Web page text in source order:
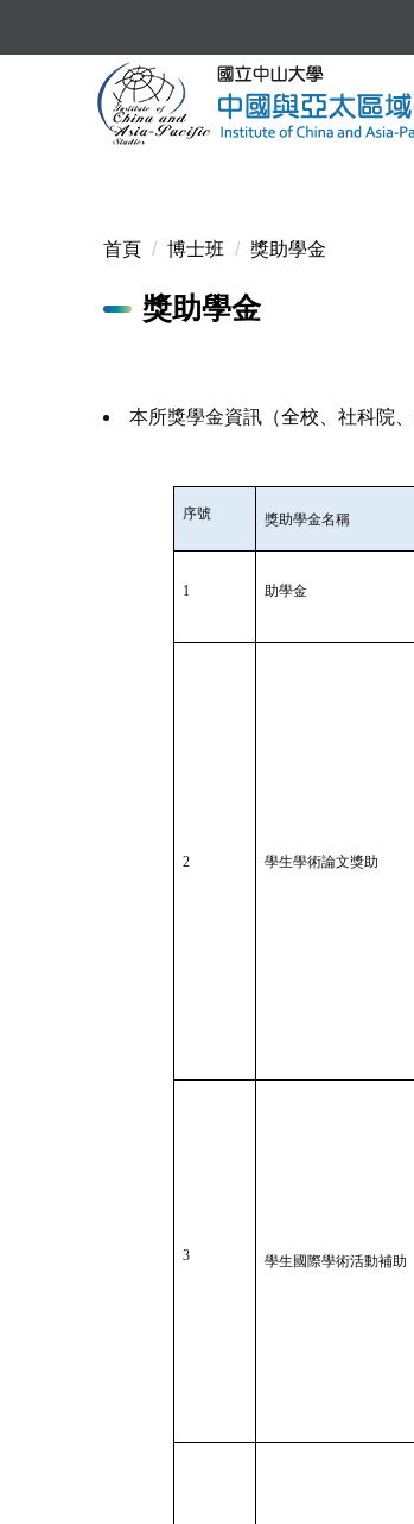
首頁 博士班 獎助學金
獎助學金
本所獎學金資訊（全校、社科院
序號 獎助學金名稱
1 助學金
2 學生學術論文獎助
3 學生國際學術活動補助